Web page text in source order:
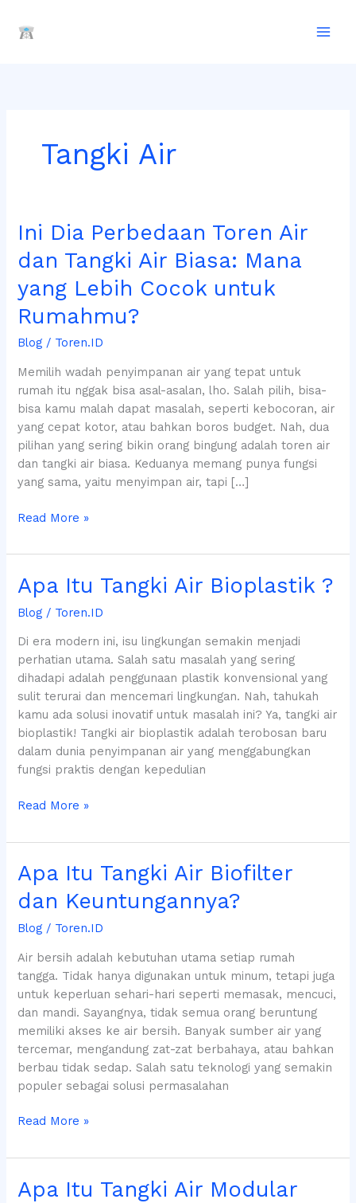
Tangki Air
Ini Dia Perbedaan Toren Air
dan Tangki Air Biasa: Mana
yang Lebih Cocok untuk
Rumahmu?
Blog / Toren.ID
Memilih wadah penyimpanan air yang tepat untuk
rumah itu nggak bisa asal-asalan, lho. Salah pilih, bisa-
bisa kamu malah dapat masalah, seperti kebocoran, air
yang cepat kotor, atau bahkan boros budget. Nah, dua
pilihan yang sering bikin orang bingung adalah toren air
dan tangki air biasa. Keduanya memang punya fungsi
yang sama, yaitu menyimpan air, tapi […]
Ini
Perbedaan
Toren
Air
dan
Tangki
Biasa:
Mana
yang
Lebih
Cocok
untuk
Rumahmu?
Read More »
Apa Itu Tangki Air Bioplastik ?
Blog / Toren.ID
Di era modern ini, isu lingkungan semakin menjadi
perhatian utama. Salah satu masalah yang sering
dihadapi adalah penggunaan plastik konvensional yang
sulit terurai dan mencemari lingkungan. Nah, tahukah
kamu ada solusi inovatif untuk masalah ini? Ya, tangki air
bioplastik! Tangki air bioplastik adalah terobosan baru
dalam dunia penyimpanan air yang menggabungkan
fungsi praktis dengan kepedulian
Apa
Tangki
Air
Bioplastik
?
Read More »
Apa Itu Tangki Air Biofilter
dan Keuntungannya?
Blog / Toren.ID
Air bersih adalah kebutuhan utama setiap rumah
tangga. Tidak hanya digunakan untuk minum, tetapi juga
untuk keperluan sehari-hari seperti memasak, mencuci,
dan mandi. Sayangnya, tidak semua orang beruntung
memiliki akses ke air bersih. Banyak sumber air yang
tercemar, mengandung zat-zat berbahaya, atau bahkan
berbau tidak sedap. Salah satu teknologi yang semakin
populer sebagai solusi permasalahan
Apa
Tangki
Air
dan
Keuntungannya?
Read More »
Apa Itu Tangki Air Modular
Apa